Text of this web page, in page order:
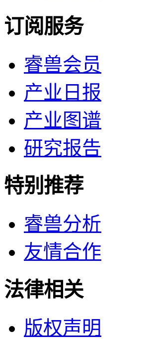
订阅服务
睿兽会员
产业日报
产业图谱
研究报告
特别推荐
睿兽分析
友情合作
法律相关
版权声明